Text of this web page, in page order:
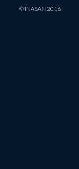
© INASAN 2016